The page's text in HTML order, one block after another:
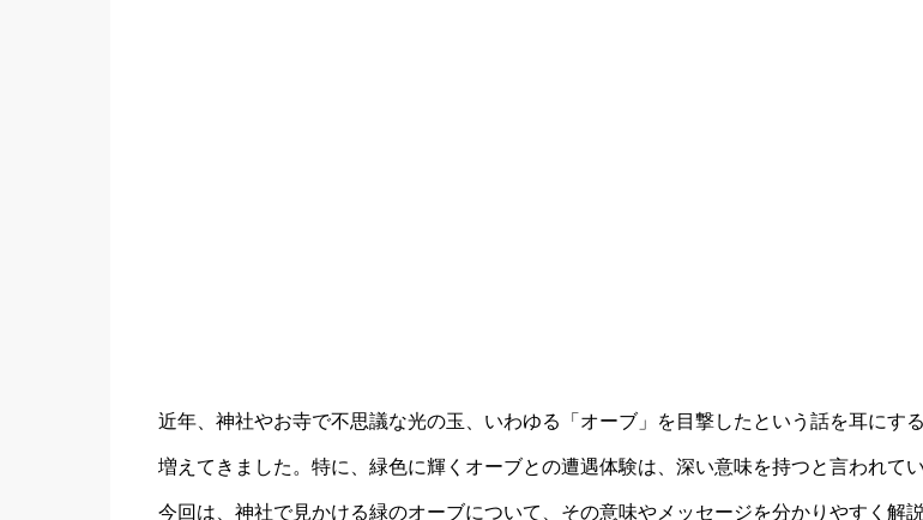
近年、神社やお寺で不思議な光の玉、いわゆる「オーブ」を目撃したという話を耳にす
増えてきました。特に、緑色に輝くオーブとの遭遇体験は、深い意味を持つと言われてい
今回は、神社で見かける緑のオーブについて、その意味やメッセージを分かりやすく解